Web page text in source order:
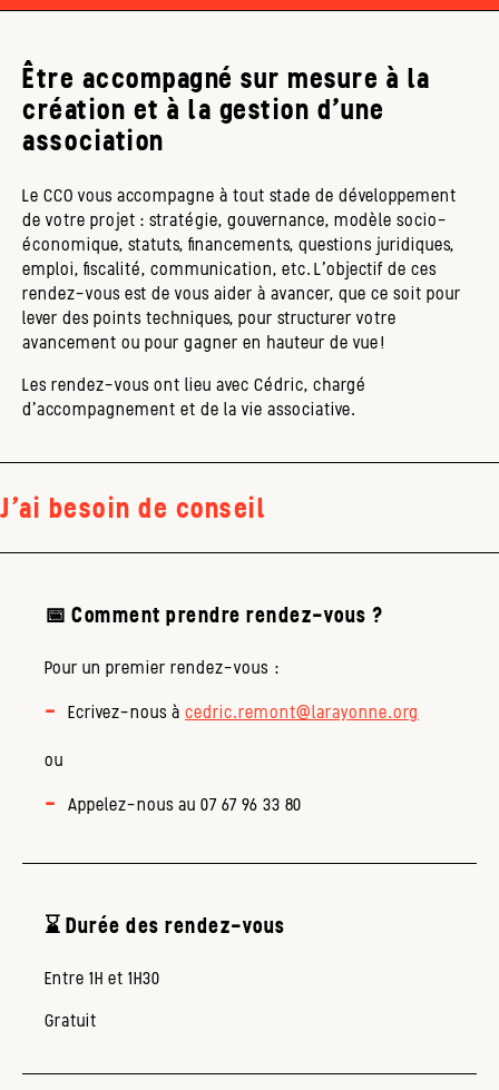
Être accompagné sur mesure à la
création et à la gestion d’une
association
Le CCO vous accompagne à tout stade de développement
de votre projet : stratégie, gouvernance, modèle socio-
économique, statuts, financements, questions juridiques,
emploi, fiscalité, communication, etc. L’objectif de ces
rendez-vous est de vous aider à avancer, que ce soit pour
lever des points techniques, pour structurer votre
avancement ou pour gagner en hauteur de vue !
Les rendez-vous ont lieu avec Cédric, chargé
d'accompagnement et de la vie associative.
J'ai besoin de conseil
📅 Comment prendre rendez-vous ?
Pour un premier rendez-vous :
Ecrivez-nous à cedric.remont@larayonne.org
ou
Appelez-nous au 07 67 96 33 80
⌛ Durée des rendez-vous
Entre 1H et 1H30
Gratuit